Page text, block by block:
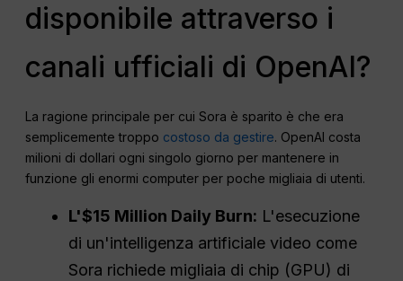
disponibile attraverso i
canali ufficiali di OpenAI?
La ragione principale per cui Sora è sparito è che era
semplicemente troppo costoso da gestire. OpenAI costa
milioni di dollari ogni singolo giorno per mantenere in
funzione gli enormi computer per poche migliaia di utenti.
L'$15 Million Daily Burn: L'esecuzione
di un'intelligenza artificiale video come
Sora richiede migliaia di chip (GPU) di